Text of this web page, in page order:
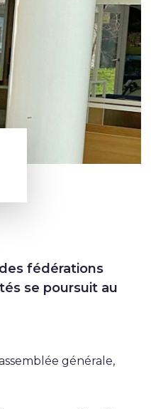
fédérations
se poursuit au
générale,